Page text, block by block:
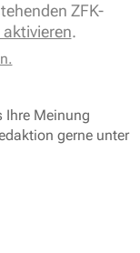
ZFK-
aktivieren.
Ihre Meinung
gerne unter